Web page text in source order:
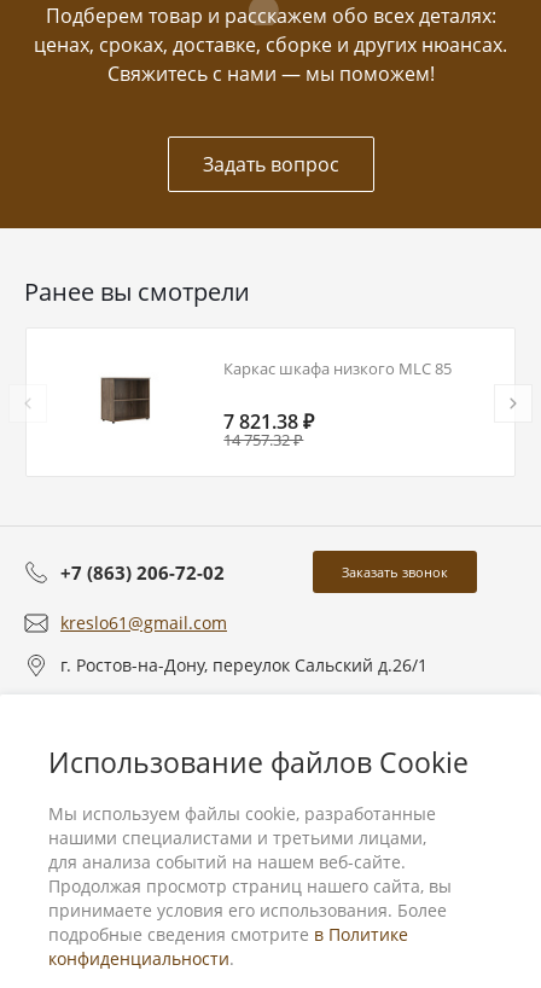
Использование файлов Cookie
Мы используем файлы cookie, разработанные
нашими специалистами и третьими лицами,
для анализа событий на нашем веб-сайте.
Продолжая просмотр страниц нашего сайта, вы
принимаете условия его использования. Более
подробные сведения смотрите в Политике
конфиденциальности.
Подберем товар и расскажем обо всех деталях:
ценах, сроках, доставке, сборке и других нюансах.
Свяжитесь с нами — мы поможем!
Задать вопрос
Ранее вы смотрели
Каркас шкафа низкого MLC 85
7 821.38 ₽
14 757.32 ₽
+7 (863) 206-72-02 Заказать звонок
kreslo61@gmail.com
г. Ростов-на-Дону, переулок Сальский д.26/1
Услуги